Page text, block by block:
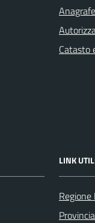
Catasto
LINK